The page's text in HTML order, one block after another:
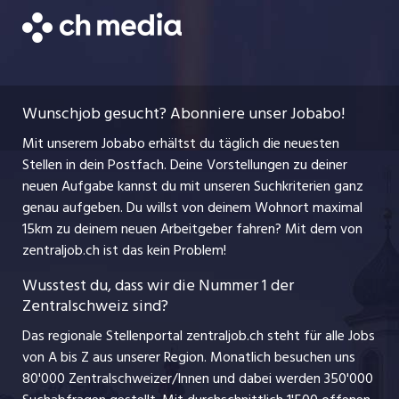
Festanstellungen
Freelance Jobs
Praktika
Lehrstellen
Ferienjobs
Führungspositionen
Jobline
Bewerbung
Jobs bei der CH Media
Nutzungsbedingungen
Impressum
CH Media
jobbasel.ch
jobbern.ch
jobmittelland.ch
schaffu.ch (VS)
ajourjob.ch
Wunschjob gesucht? Abonniere unser Jobabo!
Mit unserem Jobabo erhältst du täglich die neuesten
Stellen in dein Postfach. Deine Vorstellungen zu deiner
neuen Aufgabe kannst du mit unseren Suchkriterien ganz
genau aufgeben. Du willst von deinem Wohnort maximal
15km zu deinem neuen Arbeitgeber fahren? Mit demvon
zentraljob.ch ist das kein Problem!
Wusstest du, dass wir die Nummer 1 der
Zentralschweiz sind?
Das regionale Stellenportal zentraljob.ch steht für alle Jobs
von A bis Z aus unserer Region. Monatlich besuchen uns
80'000 Zentralschweizer/Innen und dabei werden 350'000